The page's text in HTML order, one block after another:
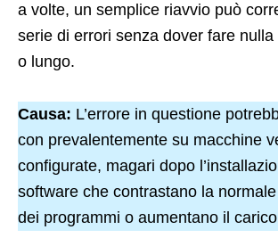
a volte, un semplice riavvio può
serie di errori senza dover fare
o lungo.
Causa: L’errore in questione
con prevalentemente su macchine
configurate, magari dopo
software che contrastano la
dei programmi o aumentano il